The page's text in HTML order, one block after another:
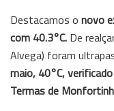
Destacamos o novo
com 40.3°C. De
Alvega) foram
maio, 40°C,
Termas de